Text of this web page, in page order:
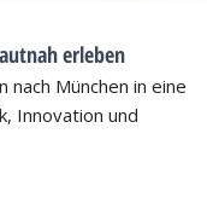
erleben
nach München in eine
Innovation und